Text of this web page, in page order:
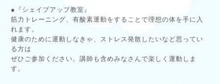
●『シェイプアップ教室』
筋力トレーニング、有酸素運動をすることで理想の体を手に入
れます。
健康のために運動しなきゃ、ストレス発散したいなど思ってい
る方は
ぜひご参加ください。講師も含めみなさんで楽しく運動しま
す。